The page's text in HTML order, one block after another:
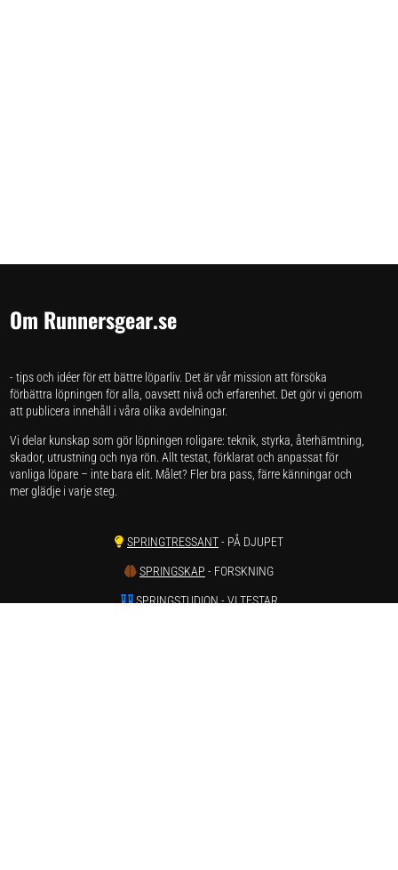
Om Runnersgear.se
- tips och idéer för ett bättre löparliv. Det är vår mission att försöka
förbättra löpningen för alla, oavsett nivå och erfarenhet. Det gör vi genom
att publicera innehåll i våra olika avdelningar.
Vi delar kunskap som gör löpningen roligare: teknik, styrka, återhämtning,
skador, utrustning och nya rön. Allt testat, förklarat och anpassat för
vanliga löpare – inte bara elit. Målet? Fler bra pass, färre känningar och
mer glädje i varje steg.
SPRINGTRESSANT- PÅ DJUPET
SPRINGSKAP - FORSKNING
SPRINGSTUDION- VI TESTAR